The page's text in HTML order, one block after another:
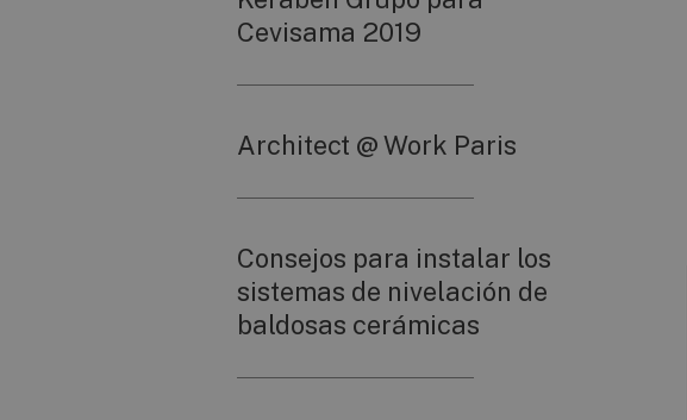
Cevisama 2019
Architect @ Work Paris
Consejos para instalar los
sistemas de nivelación de
baldosas cerámicas